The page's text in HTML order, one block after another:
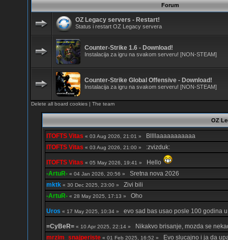
Forum
OZ Legacy servers - Restart!
Status i restart OZ Legacy servera
Counter-Strike 1.6 - Download!
Instalacija za igru na svakom serveru! [NON-STEAM]
Counter-Strike Global Offensive - Download!
Instalacija za igru na svakom serveru! [NON-STEAM]
Delete all board cookies| The team
OZ
ITOFTS Vitas « 03 Aug 2026, 21:01 »
Bllllaaaaaaaaaaa
ITOFTS Vitas « 03 Aug 2026, 21:00 » :zvizduk:
ITOFTS Vitas « 05 May 2026, 19:41 »
Hello
-ArtuR- « 04 Jan 2026, 20:56 »Sretna nova 2026
mktk « 30 Dec 2025, 23:00 »Zivi bili
-ArtuR- « 28 May 2025, 17:13 »Oho
Uros « 17 May 2025, 10:34 »evo sad bas usao posle 100 godina
=CyBeR= « 10 Apr 2025, 22:14 »
Nikakvo brisanje, mozda se
mrzim_snajperiste « 01 Feb 2025, 16:52 » Evo slucajno i ja da